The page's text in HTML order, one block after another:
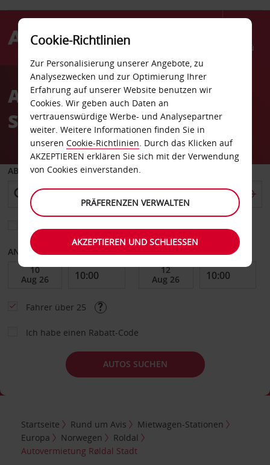
Menü
AvisAutovermietung Røldal
Stadt
ABHOLEN VON
ANFANGSDATUM
Fahrer über 25
Ich habe einen Rabatt-Code
AUTOS SUCHEN
Startseite Rund um Avis
Mietwagen-Stationen
Europa
Norwegen
Roldal
Autovermietung Røldal Stadt
Cookie-Richtlinien
Zur Personalisierung unserer Angebote, zu
Analysezwecken und zur Optimierung Ihrer
Erfahrung auf unserer Website benutzen wir
Cookies. Wir geben auch Daten an
vertrauenswürdige Werbe- und Analysepartner
weiter. Weitere Informationen finden Sie in
unseren Cookie-Richtlinien. Durch das Klicken auf
AKZEPTIEREN erklären Sie sich mit der Verwendung
von Cookies einverstanden.
PRÄFERENZEN VERWALTEN
AKZEPTIEREN UND SCHLIESSEN